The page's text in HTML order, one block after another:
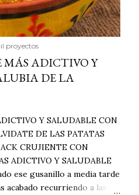
proyectos
MÁS ADICTIVO Y
DE LA
Y SALUDABLE CON
DE LAS PATATAS
CRUJIENTE CON
ADICTIVO Y SALUDABLE
ese gusanillo a media tarde
acabado recurriendo a las